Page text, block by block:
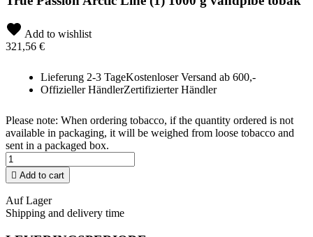
Add to wishlist
321,56 €
Lieferung 2-3 TageKostenloser Versand ab 600,-
Offizieller HändlerZertifizierter Händler
Please note: When ordering tobacco, if the quantity ordered is not
available in packaging, it will be weighed from loose tobacco and
sent in a packaged box.
 Add to cart
Auf Lager
Shipping and delivery time